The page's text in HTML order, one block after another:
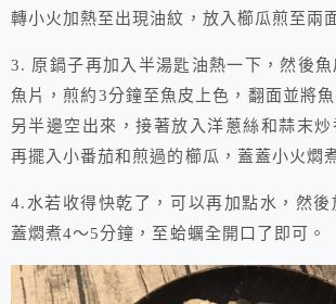
轉小火加熱至出現油紋，放入櫛瓜煎至兩
3. 原鍋子再加入半湯匙油熱一下，然後
魚片，煎約3分鐘至魚皮上色，翻面並將魚
另半邊空出來，接著放入洋蔥絲和蒜末炒
再擺入小番茄和煎過的櫛瓜，蓋蓋小火燜
4.水若收得快乾了，可以再加點水，然後
蓋燜煮4～5分鐘，至蛤蠣全開口了即可。